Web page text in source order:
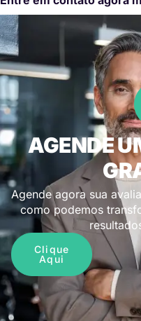
AGENDE
Agende agora sua
como podemos
Clique
Aqui